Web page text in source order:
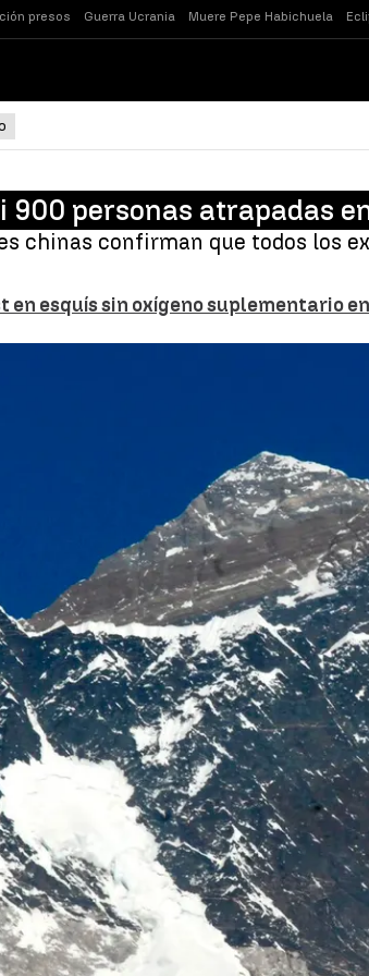
presos Guerra Ucrania Muere Pepe Habichuela
900 personas atrapadas
chinas confirman que todos los
en esquís sin oxígeno suplementario